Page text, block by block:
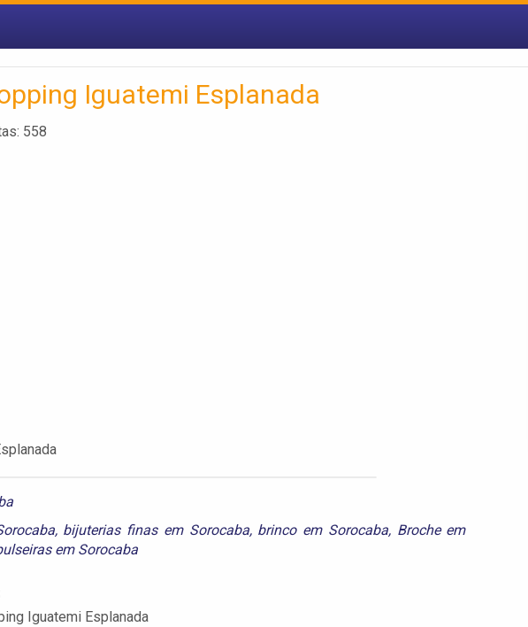
Iguatemi Esplanada
558
, bijuterias finas em Sorocaba, brinco em Sorocaba, Broche em
em Sorocaba
Iguatemi Esplanada